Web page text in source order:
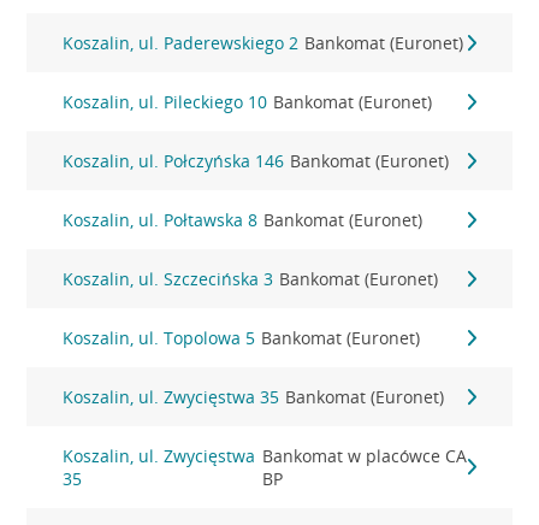
Koszalin, ul. Paderewskiego 2 Bankomat (Euronet)
Koszalin, ul. Pileckiego 10 Bankomat (Euronet)
Koszalin, ul. Połczyńska 146 Bankomat (Euronet)
Koszalin, ul. Połtawska 8 Bankomat (Euronet)
Koszalin, ul. Szczecińska 3 Bankomat (Euronet)
Koszalin, ul. Topolowa 5 Bankomat (Euronet)
Koszalin, ul. Zwycięstwa 35 Bankomat (Euronet)
Koszalin, ul. Zwycięstwa
35
Bankomat w placówce CA
BP